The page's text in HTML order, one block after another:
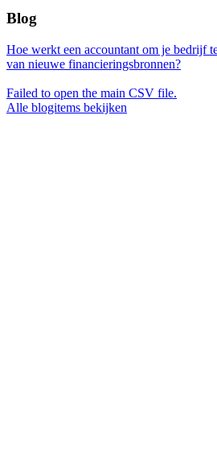
Blog
Hoe werkt een accountant om je bedrijf
van nieuwe financieringsbronnen?
Failed to open the main CSV file.
Alle blogitems bekijken